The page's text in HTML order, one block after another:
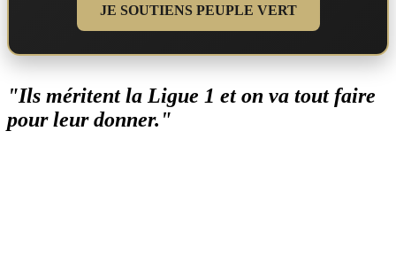
JE SOUTIENS PEUPLE VERT
"Ils méritent la Ligue 1 et on va tout faire
pour leur donner."